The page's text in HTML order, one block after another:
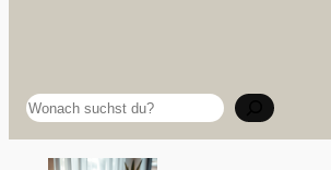
Suchen